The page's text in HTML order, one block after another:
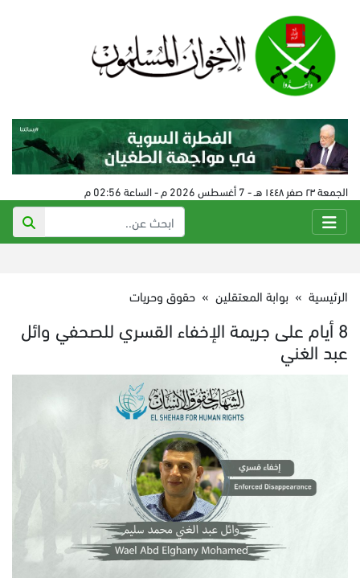
الجمعة ٢٣ صفر ١٤٤٨ هـ - 7 أغسطس 2026 م - الساعة 02:56 م
الرئيسية » بوابة المعتقلين » حقوق وحريات
8 أيام على جريمة الإخفاء القسري للصحفي وائل
عبد الغني